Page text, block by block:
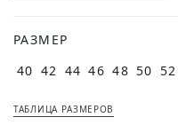
РАЗМЕР
40 42 44 46 48 50 52
ТАБЛИЦА РАЗМЕРОВ